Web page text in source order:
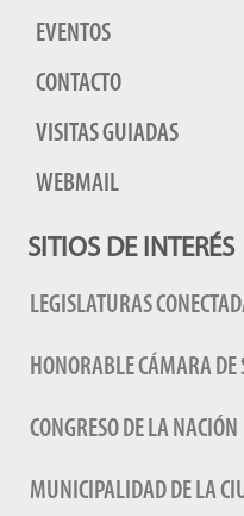
EVENTOS
CONTACTO
VISITAS GUIADAS
WEBMAIL
SITIOS DE INTERÉS
LEGISLATURAS
HONORABLE CÁMARA DE
CONGRESO DE LA NACIÓN
MUNICIPALIDAD DE LA